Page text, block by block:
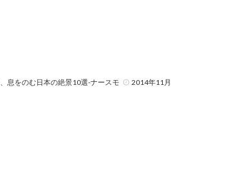
息をのむ日本の絶景10選-ナースモ
2014年11月